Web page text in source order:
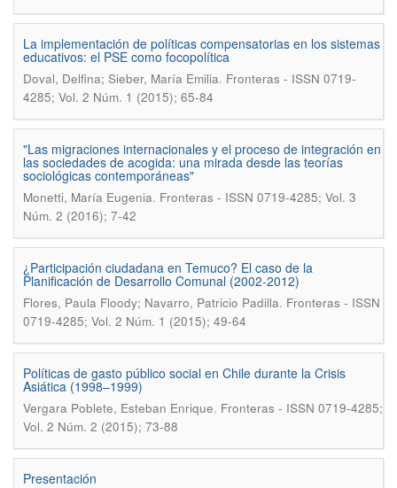
La implementación de políticas compensatorias en los sistemas
educativos: el PSE como focopolítica
Doval, Delfina; Sieber, María Emilia. Fronteras - ISSN 0719-
4285; Vol. 2 Núm. 1 (2015); 65-84
"Las migraciones internacionales y el proceso de integración en
las sociedades de acogida: una mirada desde las teorías
sociológicas contemporáneas"
Monetti, María Eugenia. Fronteras - ISSN 0719-4285; Vol. 3
Núm. 2 (2016); 7-42
¿Participación ciudadana en Temuco? El caso de la
Planificación de Desarrollo Comunal (2002-2012)
Flores, Paula Floody; Navarro, Patricio Padilla. Fronteras - ISSN
0719-4285; Vol. 2 Núm. 1 (2015); 49-64
Políticas de gasto público social en Chile durante la Crisis
Asiática (1998–1999)
Vergara Poblete, Esteban Enrique. Fronteras - ISSN 0719-4285;
Vol. 2 Núm. 2 (2015); 73-88
Presentación